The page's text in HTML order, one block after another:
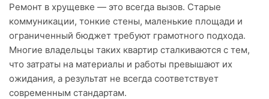
Ремонт в хрущевке — это всегда вызов. Старые
коммуникации, тонкие стены, маленькие площади и
ограниченный бюджет требуют грамотного подхода.
Многие владельцы таких квартир сталкиваются с тем,
что затраты на материалы и работы превышают их
ожидания, а результат не всегда соответствует
современным стандартам.